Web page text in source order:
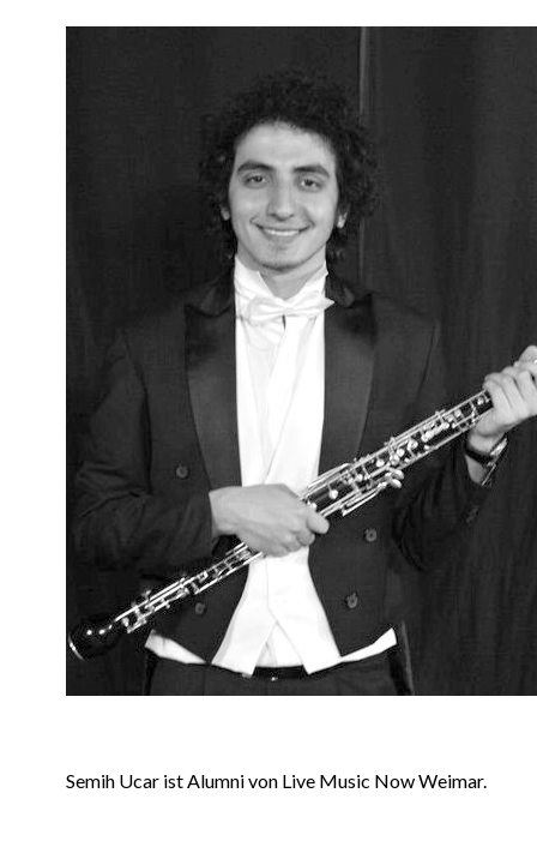
Semih Ucar ist Alumni von Live Music Now Weimar.